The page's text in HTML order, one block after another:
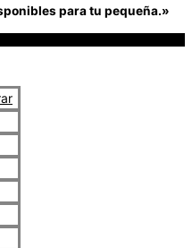
para tu pequeña.»